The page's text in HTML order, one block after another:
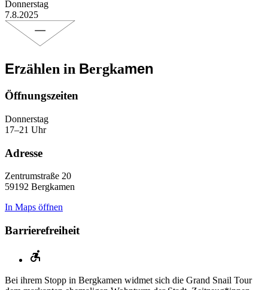
Donnerstag
7.8.2025
Erzählen in Bergkamen
Öffnungs­zeiten
Donnerstag
17–21 Uhr
Adresse
Zentrumstraße 20
59192 Bergkamen
In Maps öffnen
Barrierefreiheit
Bei ihrem Stopp in Bergkamen widmet sich die Grand Snail Tour